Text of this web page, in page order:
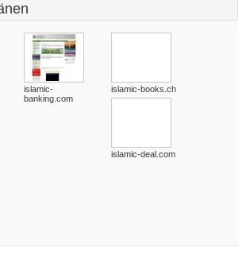
islamic-
banking.com
islamic-books.ch
islamic-deal.com